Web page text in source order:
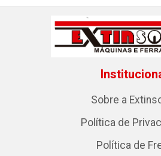
Sobre a
Política de
Política de